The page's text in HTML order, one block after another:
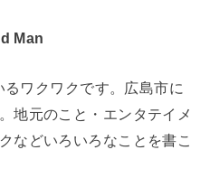
Man
ワクワクです。広島市に
地元のこと・エンタテイメ
などいろいろなことを書こ